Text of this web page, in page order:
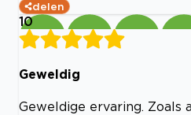
delen
10
Geweldig
Geweldige ervaring. Zoals